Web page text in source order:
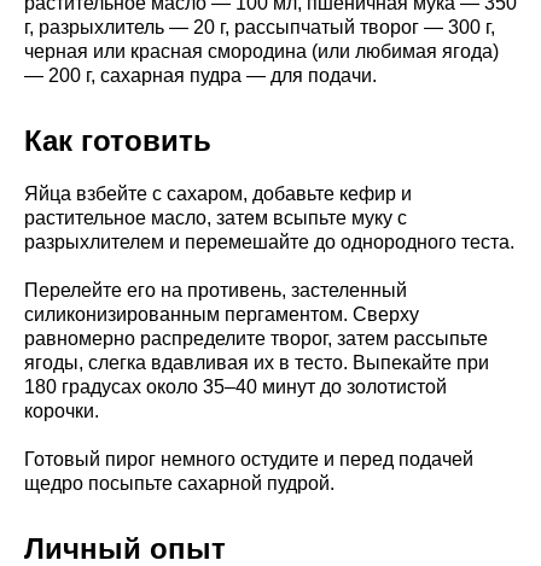
г, разрыхлитель — 20 г, рассыпчатый творог — 300 г,
черная или красная смородина (или любимая ягода)
— 200 г, сахарная пудра — для подачи.
Как готовить
Яйца взбейте с сахаром, добавьте кефир и
растительное масло, затем всыпьте муку с
разрыхлителем и перемешайте до однородного теста.
Перелейте его на противень, застеленный
силиконизированным пергаментом. Сверху
равномерно распределите творог, затем рассыпьте
ягоды, слегка вдавливая их в тесто. Выпекайте при
180 градусах около 35–40 минут до золотистой
корочки.
Готовый пирог немного остудите и перед подачей
щедро посыпьте сахарной пудрой.
Личный опыт